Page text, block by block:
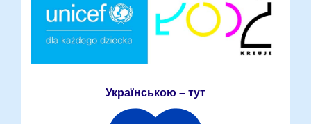
Українською – тут